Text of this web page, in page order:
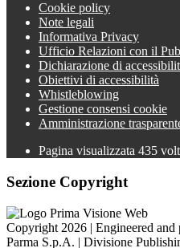
Cookie policy
Note legali
Informativa Privacy
Ufficio Relazioni con il
Dichiarazione di
Obiettivi di accessibilità
Whistleblowing
Gestione consensi cookie
Amministrazione
Pagina visualizzata 435
Sezione Copyright
Copyright 2026 | Engineered
Parma S.p.A. | Divisione